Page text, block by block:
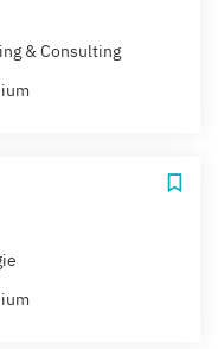
& Consulting